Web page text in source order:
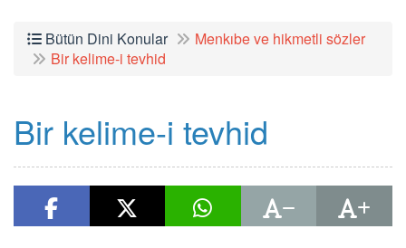
Bütün Dini Konular
Menkıbe ve hikmetli sözler
Bir kelime-i tevhid
Bir kelime-i tevhid